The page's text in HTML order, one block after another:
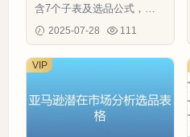
含7个子表及选品公式，助
您精准选品提升利润
2025-07-28 111
VIP